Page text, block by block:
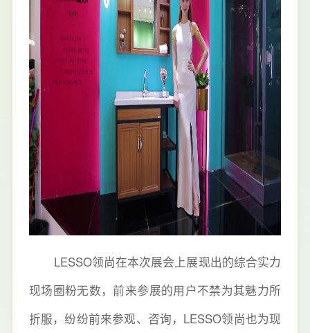
LESSO领尚在本次展会上展现出的综合实力
现场圈粉无数，前来参展的用户不禁为其魅力所
折服，纷纷前来参观、咨询，LESSO领尚也为现